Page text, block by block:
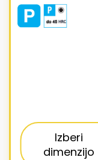
Izberi
dimenzijo